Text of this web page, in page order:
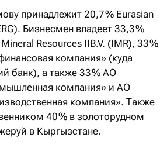
принадлежит 20,7 % Eurasian
Бизнесмен владеет 33,3 %
Resources IIB.V. (IMR), 33 %
компания» (куда
банк), а также 33 % АО
компания» и АО
компания». Также
40 % в золоторудном
в Кыргызстане.